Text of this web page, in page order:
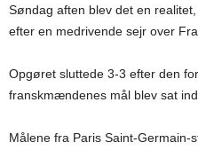
Søndag aften blev det en
efter en medrivende sejr over
Opgøret sluttede 3-3 efter den
franskmændenes mål blev sat
Målene fra Paris Saint-Germain-